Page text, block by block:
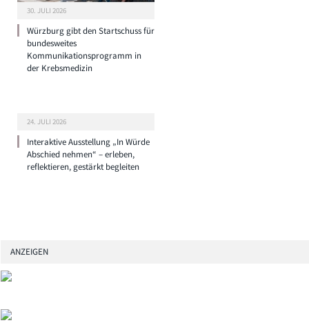
30. JULI 2026
Würzburg gibt den Startschuss für
bundesweites
Kommunikationsprogramm in
der Krebsmedizin
24. JULI 2026
Interaktive Ausstellung „In Würde
Abschied nehmen“ – erleben,
reflektieren, gestärkt begleiten
ANZEIGEN